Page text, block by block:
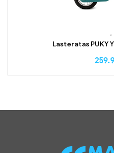
,
Lasteratas PUKY